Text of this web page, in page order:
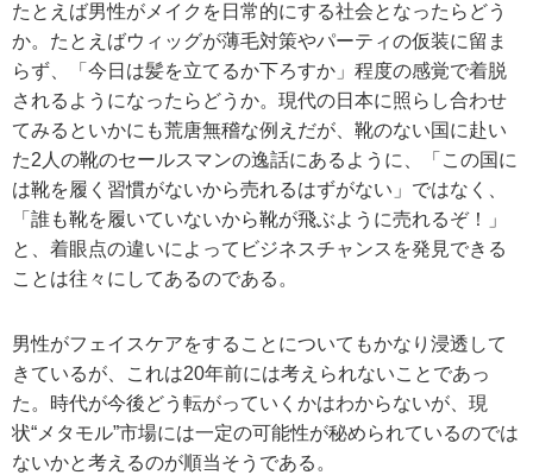
たとえば男性がメイクを日常的にする社会となったらどう
か。たとえばウィッグが薄毛対策やパーティの仮装に留ま
らず、「今日は髪を立てるか下ろすか」程度の感覚で着脱
されるようになったらどうか。現代の日本に照らし合わせ
てみるといかにも荒唐無稽な例えだが、靴のない国に赴い
た2人の靴のセールスマンの逸話にあるように、「この国に
は靴を履く習慣がないから売れるはずがない」ではなく、
「誰も靴を履いていないから靴が飛ぶように売れるぞ！」
と、着眼点の違いによってビジネスチャンスを発見できる
ことは往々にしてあるのである。
男性がフェイスケアをすることについてもかなり浸透して
きているが、これは20年前には考えられないことであっ
た。時代が今後どう転がっていくかはわからないが、現
状“メタモル”市場には一定の可能性が秘められているのでは
ないかと考えるのが順当そうである。